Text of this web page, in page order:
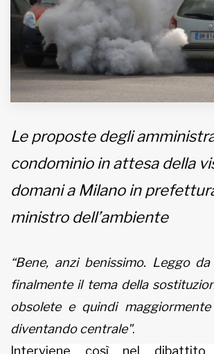
Informativa sulla privacy
Le proposte degli
condominio in attesa della
domani a Milano in
ministro dell’ambiente
“Bene, anzi benissimo. Leggo
finalmente il tema della
obsolete e quindi
diventando centrale".